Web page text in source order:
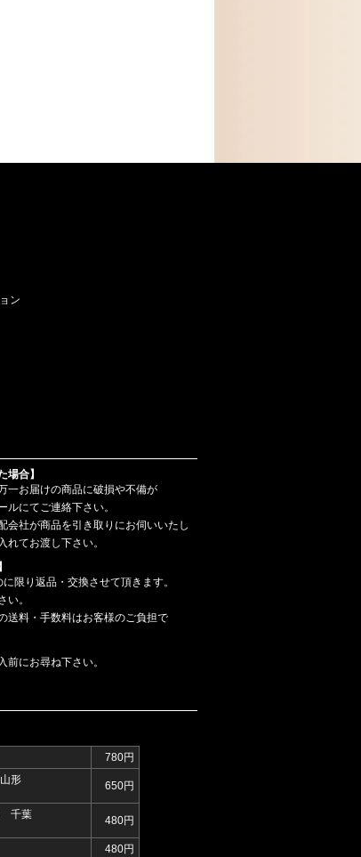
ン
場合】
一お届けの商品に破損や不備が
にてご連絡下さい。
会社が商品を引き取りにお伺いいたし
てお渡し下さい。
限り返品・交換させて頂きます。
。
送料・手数料はお客様のご負担で
にお尋ね下さい。
780円
形
650円
千葉
480円
480円